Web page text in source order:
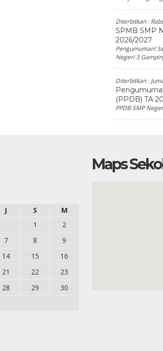
Diterbitkan :
SPMB SMP
2026/2027
Pengumuman!
Negeri 3
Diterbitkan :
(PPDB) TA
PPDB SMP
J S
M
1
2
7 8
9
14 15
16
21 22
23
28 29
30
Maps